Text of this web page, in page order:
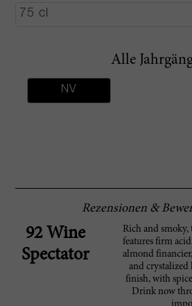
Alle
NV
Rezensionen &
92 Wine
Spectator
Rich and
features firm
almond
and crystalized
finish, with
Drink now